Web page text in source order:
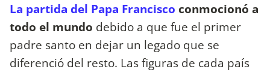
La partida del Papa Francisco conmocionó a
todo el mundo debido a que fue el primer
padre santo en dejar un legado que se
diferenció del resto. Las figuras de cada país